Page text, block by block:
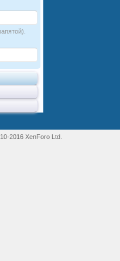
2016 XenForo Ltd.